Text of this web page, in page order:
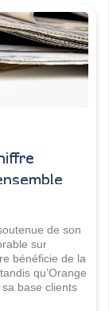
de son
sur
bénéficie de la
qu’Orange
sa base clients